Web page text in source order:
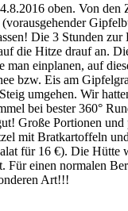
oben. Von den
Die 3 Stunden zur
die Hitze drauf an.
man einplanen, auf
bzw. Eis am
umgehen. Wir
bei bester 360°
Große Portionen
mit Bratkartoffeln
für 16 €). Die Hütte
Für einen normalen
Art!!!